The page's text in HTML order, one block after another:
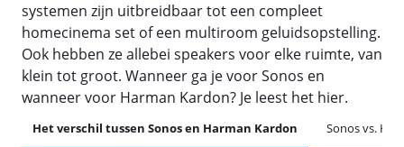
systemen zijn uitbreidbaar tot een compleet
homecinema set of een multiroom geluidsopstelling.
Ook hebben ze allebei speakers voor elke ruimte, van
klein tot groot. Wanneer ga je voor Sonos en
wanneer voor Harman Kardon? Je leest het hier.
Het verschil tussen Sonos en Harman Kardon Sonos vs.